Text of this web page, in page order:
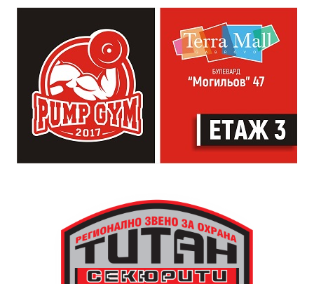
които свират на китара, да се включат – независимо
от професионалното им ниво. Събитието е различно
– то не е концерт, а споделено преживяване, в което
всеки участва по свой начин. Няма сцена или
официална програма, няма предварително обявени
изпълнители и разделение между публика и
артисти. Всеки е добре дошъл да пее, свири или
просто да преживее звездопад, изпълнен с музика,
падащи звезди и желания.
транспорт до местността Градище. Електрическият
автобус ще тръгне в 19:30 ч. от пл. „Възраждане“, а
обратно към града в 00:00 ч. – от паркинга до
поляната. Вземете със себе си връхна дреха и одеяло
или шалте! За повече информация тел. 0887907075.